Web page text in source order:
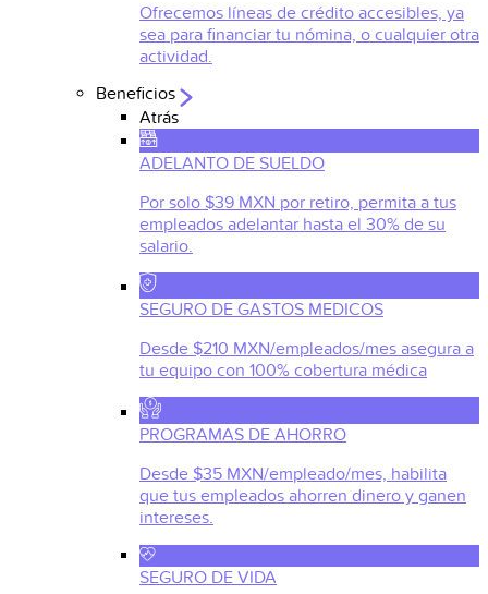
Ofrecemos líneas de crédito accesibles, ya
sea para financiar tu nómina, o cualquier otra
actividad.
Beneficios
Atrás
ADELANTO DE SUELDO
Por solo $39 MXN por retiro, permita a tus
empleados adelantar hasta el 30% de su
salario.
SEGURO DE GASTOS MEDICOS
Desde $210 MXN/empleados/mes asegura a
tu equipo con 100% cobertura médica
PROGRAMAS DE AHORRO
Desde $35 MXN/empleado/mes, habilita
que tus empleados ahorren dinero y ganen
intereses.
SEGURO DE VIDA